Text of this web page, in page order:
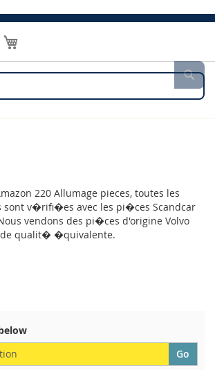
Mon panier
220 Allumage pieces, toutes les
sont v�rifi�es avec les pi�ces Scandcar
vendons des pi�ces d'origine Volvo
qualit� �quivalente.